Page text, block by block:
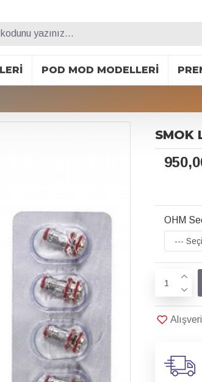
POD MOD MODELLERI
SMOK
OHM